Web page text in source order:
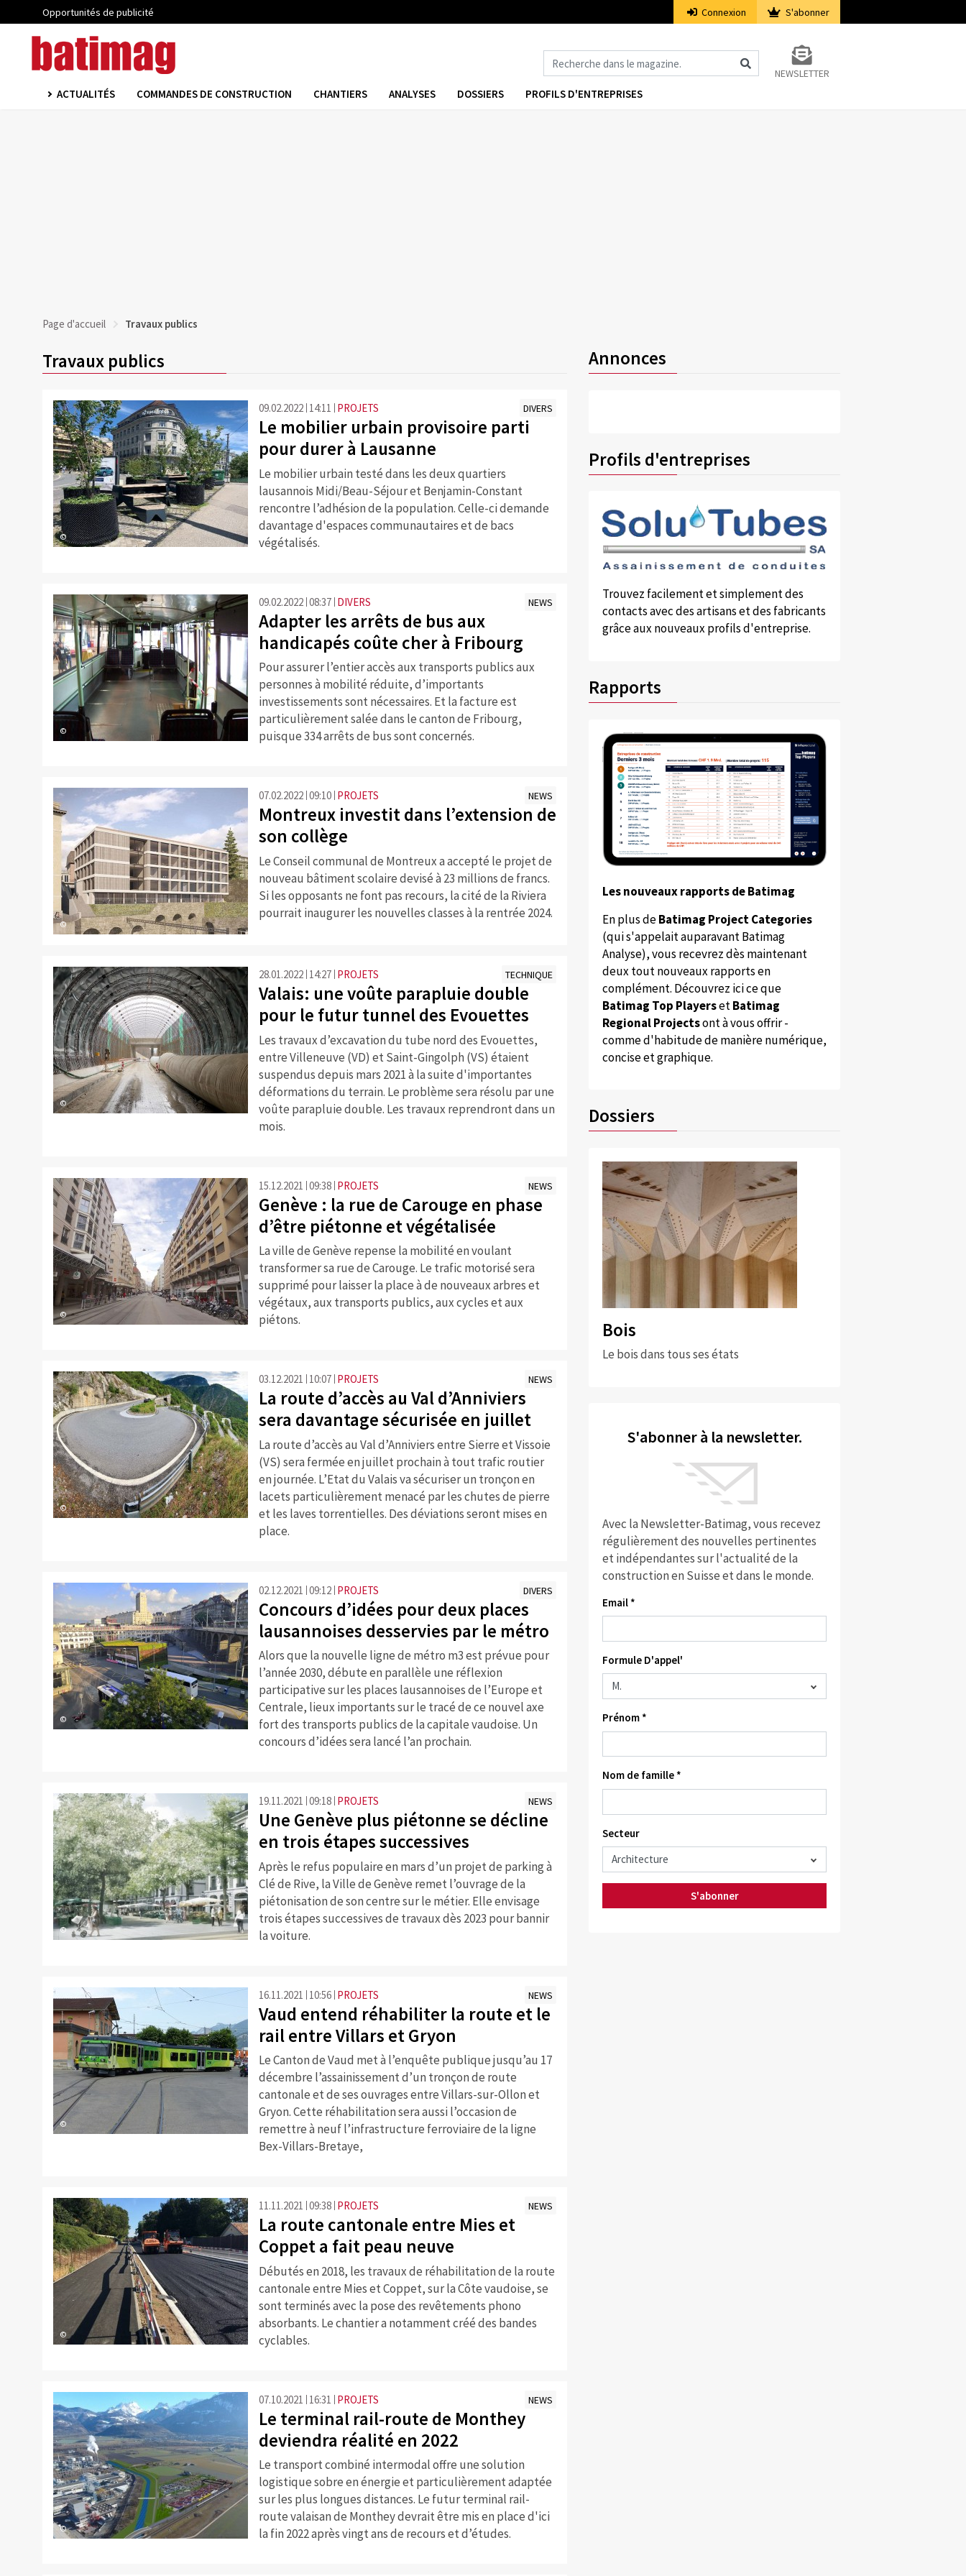
Opportunités de publicité Connexion S'abonner
NEWSLETTER
ACTUALITÉS COMMANDES DE CONSTRUCTION CHANTIERS ANALYSES DOSSIERS PROFILS D'ENTREPRISES
Page d'accueil Travaux publics
Travaux publics
©
09.02.2022 14:11 PROJETS DIVERS
Le mobilier urbain provisoire parti
pour durer à Lausanne
Le mobilier urbain testé dans les deux quartiers
lausannois Midi/Beau-Séjour et Benjamin-Constant
rencontre l’adhésion de la population. Celle-ci demande
davantage d'espaces communautaires et de bacs
végétalisés.
©
09.02.2022 08:37 DIVERS NEWS
Adapter les arrêts de bus aux
handicapés coûte cher à Fribourg
Pour assurer l’entier accès aux transports publics aux
personnes à mobilité réduite, d’importants
investissements sont nécessaires. Et la facture est
particulièrement salée dans le canton de Fribourg,
puisque 334 arrêts de bus sont concernés.
©
07.02.2022 09:10 PROJETS NEWS
Montreux investit dans l’extension de
son collège
Le Conseil communal de Montreux a accepté le projet de
nouveau bâtiment scolaire devisé à 23 millions de francs.
Si les opposants ne font pas recours, la cité de la Riviera
pourrait inaugurer les nouvelles classes à la rentrée 2024.
©
28.01.2022 14:27 PROJETS TECHNIQUE
Valais: une voûte parapluie double
pour le futur tunnel des Evouettes
Les travaux d’excavation du tube nord des Evouettes,
entre Villeneuve (VD) et Saint-Gingolph (VS) étaient
suspendus depuis mars 2021 à la suite d'importantes
déformations du terrain. Le problème sera résolu par une
voûte parapluie double. Les travaux reprendront dans un
mois.
©
15.12.2021 09:38 PROJETS NEWS
Genève : la rue de Carouge en phase
d’être piétonne et végétalisée
La ville de Genève repense la mobilité en voulant
transformer sa rue de Carouge. Le trafic motorisé sera
supprimé pour laisser la place à de nouveaux arbres et
végétaux, aux transports publics, aux cycles et aux
piétons.
©
03.12.2021 10:07 PROJETS NEWS
La route d’accès au Val d’Anniviers
sera davantage sécurisée en juillet
La route d’accès au Val d’Anniviers entre Sierre et Vissoie
(VS) sera fermée en juillet prochain à tout trafic routier
en journée. L’Etat du Valais va sécuriser un tronçon en
lacets particulièrement menacé par les chutes de pierre
et les laves torrentielles. Des déviations seront mises en
place.
©
02.12.2021 09:12 PROJETS DIVERS
Concours d’idées pour deux places
lausannoises desservies par le métro
Alors que la nouvelle ligne de métro m3 est prévue pour
l’année 2030, débute en parallèle une réflexion
participative sur les places lausannoises de l’Europe et
Centrale, lieux importants sur le tracé de ce nouvel axe
fort des transports publics de la capitale vaudoise. Un
concours d’idées sera lancé l’an prochain.
©
19.11.2021 09:18 PROJETS NEWS
Une Genève plus piétonne se décline
en trois étapes successives
Après le refus populaire en mars d’un projet de parking à
Clé de Rive, la Ville de Genève remet l’ouvrage de la
piétonisation de son centre sur le métier. Elle envisage
trois étapes successives de travaux dès 2023 pour bannir
la voiture.
©
16.11.2021 10:56 PROJETS NEWS
Vaud entend réhabiliter la route et le
rail entre Villars et Gryon
Le Canton de Vaud met à l’enquête publique jusqu’au 17
décembre l’assainissement d’un tronçon de route
cantonale et de ses ouvrages entre Villars-sur-Ollon et
Gryon. Cette réhabilitation sera aussi l’occasion de
remettre à neuf l’infrastructure ferroviaire de la ligne
Bex-Villars-Bretaye,
©
11.11.2021 09:38 PROJETS NEWS
La route cantonale entre Mies et
Coppet a fait peau neuve
Débutés en 2018, les travaux de réhabilitation de la route
cantonale entre Mies et Coppet, sur la Côte vaudoise, se
sont terminés avec la pose des revêtements phono
absorbants. Le chantier a notamment créé des bandes
cyclables.
©
07.10.2021 16:31 PROJETS NEWS
Le terminal rail-route de Monthey
deviendra réalité en 2022
Le transport combiné intermodal offre une solution
logistique sobre en énergie et particulièrement adaptée
sur les plus longues distances. Le futur terminal rail-
route valaisan de Monthey devrait être mis en place d'ici
la fin 2022 après vingt ans de recours et d’études.
Annonces
Profils d'entreprises
Trouvez facilement et simplement des
contacts avec des artisans et des fabricants
grâce aux nouveaux profils d'entreprise.
Rapports
Les nouveaux rapports de Batimag
En plus deBatimag Project Categories
(qui s'appelait auparavant Batimag
Analyse), vous recevrez dès maintenant
deux tout nouveaux rapports en
complément. Découvrez ici ce que
Batimag Top PlayersetBatimag
Regional Projectsont à vous offrir -
comme d'habitude de manière numérique,
concise et graphique.
Dossiers
Bois
Le bois dans tous ses états
S'abonner à la newsletter.
Avec la Newsletter-Batimag, vous recevez
régulièrement des nouvelles pertinentes
et indépendantes sur l'actualité de la
construction en Suisse et dans le monde.
Email *
Formule D'appel'
Prénom *
Nom de famille *
Secteur
S'abonner